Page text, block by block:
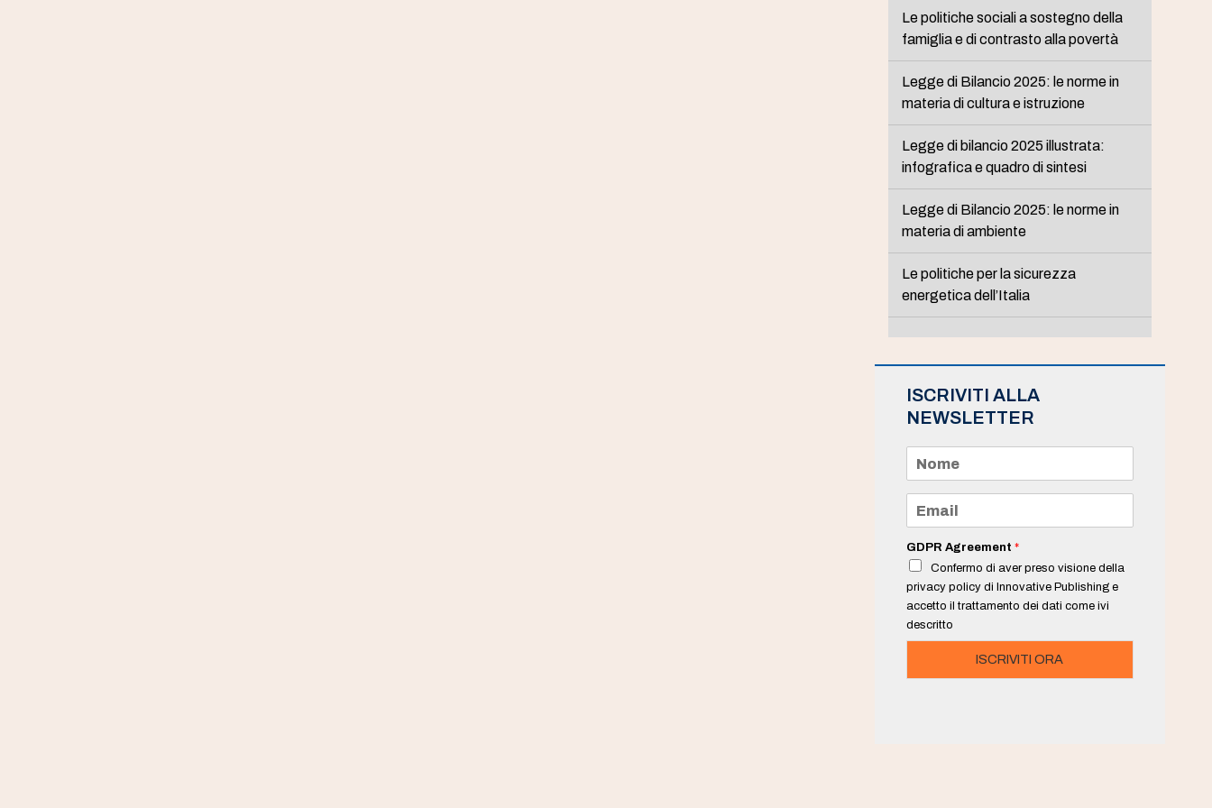
Le politiche sociali a sostegno della
famiglia e di contrasto alla povertà
Legge di Bilancio 2025: le norme in
materia di cultura e istruzione
Legge di bilancio 2025 illustrata:
infografica e quadro di sintesi
Legge di Bilancio 2025: le norme in
materia di ambiente
Le politiche per la sicurezza
energetica dell’Italia
ISCRIVITI ALLA
NEWSLETTER
m
e
a
i
*
GDPR Agreement *
Confermo di aver preso visione della
privacy policy di Innovative Publishing e
accetto il trattamento dei dati come ivi
descritto
ISCRIVITI ORA